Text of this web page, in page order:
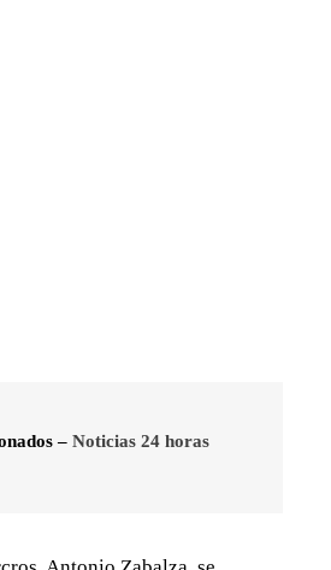
– Noticias 24 horas